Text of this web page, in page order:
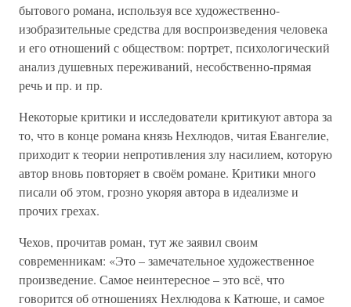
бытового романа, используя все художественно-
изобразительные средства для воспроизведения человека
и его отношений с обществом: портрет, психологический
анализ душевных переживаний, несобственно-прямая
речь и пр. и пр.
Некоторые критики и исследователи критикуют автора за
то, что в конце романа князь Нехлюдов, читая Евангелие,
приходит к теории непротивления злу насилием, которую
автор вновь повторяет в своём романе. Критики много
писали об этом, грозно укоряя автора в идеализме и
прочих грехах.
Чехов, прочитав роман, тут же заявил своим
современникам: «Это – замечательное художественное
произведение. Самое неинтересное – это всё, что
говорится об отношениях Нехлюдова к Катюше, и самое